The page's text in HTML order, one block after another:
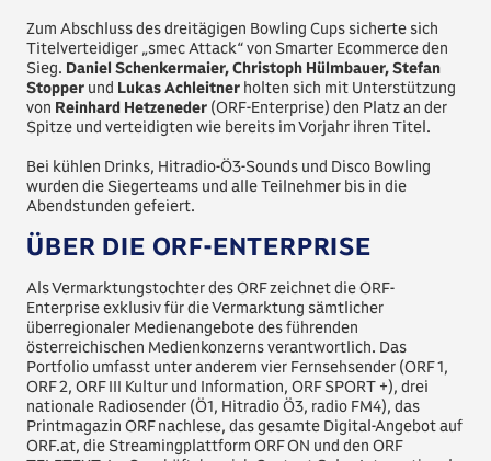
Zum Abschluss des dreitägigen Bowling Cups sicherte sich
Titelverteidiger „smec Attack“ von Smarter Ecommerce den
Sieg. Daniel Schenkermaier, Christoph Hülmbauer, Stefan
Stopper und Lukas Achleitner holten sich mit Unterstützung
von Reinhard Hetzeneder (ORF-Enterprise) den Platz an der
Spitze und verteidigten wie bereits im Vorjahr ihren Titel.
Bei kühlen Drinks, Hitradio-Ö3-Sounds und Disco Bowling
wurden die Siegerteams und alle Teilnehmer bis in die
Abendstunden gefeiert.
ÜBER DIE ORF-ENTERPRISE
Als Vermarktungstochter des ORF zeichnet die ORF-
Enterprise exklusiv für die Vermarktung sämtlicher
überregionaler Medienangebote des führenden
österreichischen Medienkonzerns verantwortlich. Das
Portfolio umfasst unter anderem vier Fernsehsender (ORF 1,
ORF 2, ORF III Kultur und Information, ORF SPORT +), drei
nationale Radiosender (Ö1, Hitradio Ö3, radio FM4), das
Printmagazin ORF nachlese, das gesamte Digital-Angebot auf
ORF.at, die Streamingplattform ORF ON und den ORF